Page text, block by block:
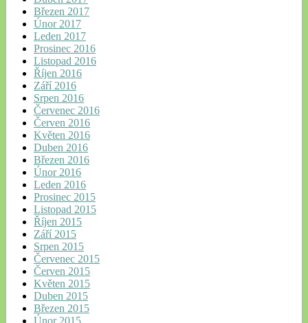
Březen 2017
Únor 2017
Leden 2017
Prosinec 2016
Listopad 2016
Říjen 2016
Září 2016
Srpen 2016
Červenec 2016
Červen 2016
Květen 2016
Duben 2016
Březen 2016
Únor 2016
Leden 2016
Prosinec 2015
Listopad 2015
Říjen 2015
Září 2015
Srpen 2015
Červenec 2015
Červen 2015
Květen 2015
Duben 2015
Březen 2015
Únor 2015